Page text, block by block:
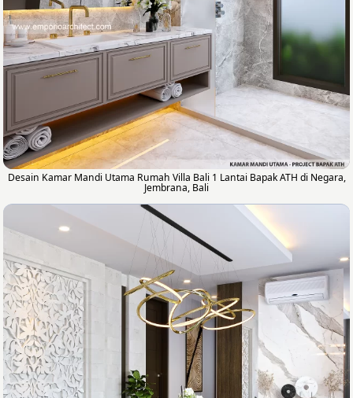
Desain Kamar Mandi Utama Rumah Villa Bali 1 Lantai Bapak ATH di Negara,
Jembrana, Bali